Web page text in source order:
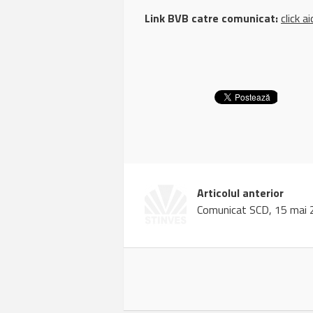
Link BVB catre comunicat:click
Articolul anterior
Comunicat SCD, 15 mai